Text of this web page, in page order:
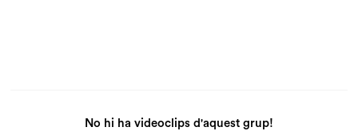
No hi ha videoclips d'aquest grup!